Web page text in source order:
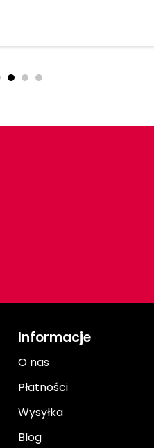
Informacje
O nas
Płatności
Wysyłka
Blog